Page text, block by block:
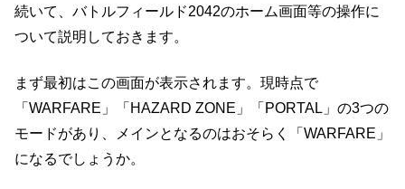
続いて、バトルフィールド2042のホーム画面等の操作に
ついて説明しておきます。
まず最初はこの画面が表示されます。現時点で
「WARFARE」「HAZARD ZONE」「PORTAL」の3つの
モードがあり、メインとなるのはおそらく「WARFARE」
になるでしょうか。